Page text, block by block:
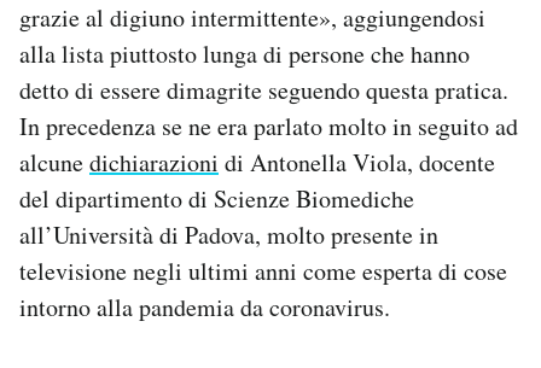
grazie al digiuno intermittente», aggiungendosi
alla lista piuttosto lunga di persone che hanno
detto di essere dimagrite seguendo questa pratica.
In precedenza se ne era parlato molto in seguito ad
alcunedichiarazioni di Antonella Viola, docente
del dipartimento di Scienze Biomediche
all’Università di Padova, molto presente in
televisione negli ultimi anni come esperta di cose
intorno alla pandemia da coronavirus.